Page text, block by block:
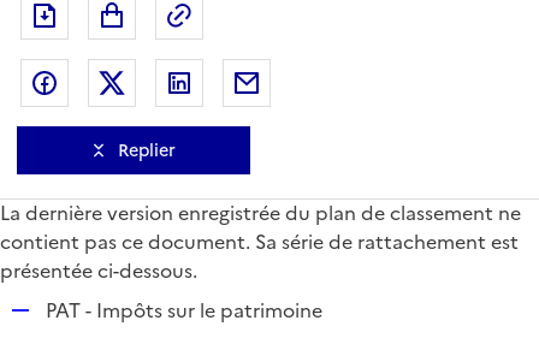
Exporter le document au format pdf
Partager sur Facebook
Partager sur Twitter
Partager sur LinkedIn
Replier
La dernière version enregistrée du plan de classement ne
contient pas ce document. Sa série de rattachement est
présentée ci-dessous.
PAT - Impôts sur le patrimoine